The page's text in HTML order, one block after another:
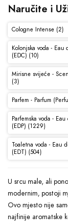
Naručite i
Cologne Intense (2)
Kolonjska voda - Eau
(EDC) (10)
Mirisne svijeće -
(3)
Parfem - Parfum
Parfemska voda - Eau
(EDP) (1229)
Toaletna voda - Eau
(EDT) (504)
U srcu male, ali
modernim, postoji
Ovo mjesto nije
najfinije aromatske